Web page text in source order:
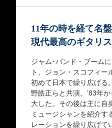
11年の時を経て名
現代最高のギタリ
ジャム･バンド・ブーム
ト、ジョン・スコフィ
初めて日本で繰り広げる
野皓正らと共演。’83年
大した。その後は主に自
ミュージシャンを紹介す
レーションを繰り広げて